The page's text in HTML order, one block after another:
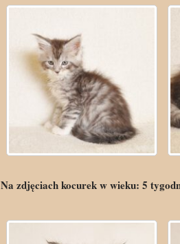
Na zdjęciach kocurek w wieku: 5